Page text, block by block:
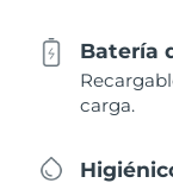
Batería
carga.